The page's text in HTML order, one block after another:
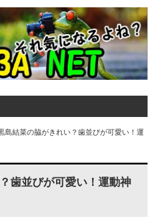
島結菜の脇がきれい？歯並びが可愛い！運
歯並びが可愛い！運動神